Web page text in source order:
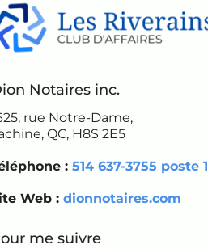
Notaires inc.
rue Notre-Dame,
QC, H8S 2E5
:514 637-3755 poste 1
Web :dionnotaires.com
me suivre